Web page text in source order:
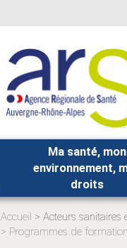
Ma santé, mon
environnement,
droits
Accueil
Page
Acteurs sanitaires
Programmes de formation